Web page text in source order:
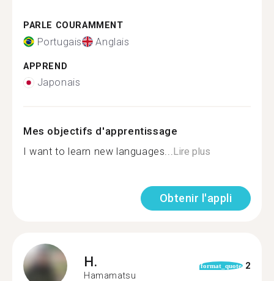
PARLE COURAMMENT
Portugais Anglais
APPREND
Japonais
Mes objectifs d'apprentissage
I want to learn new languages...Lire plus
Obtenir l'appli
H.
Hamamatsu
format_quote 2